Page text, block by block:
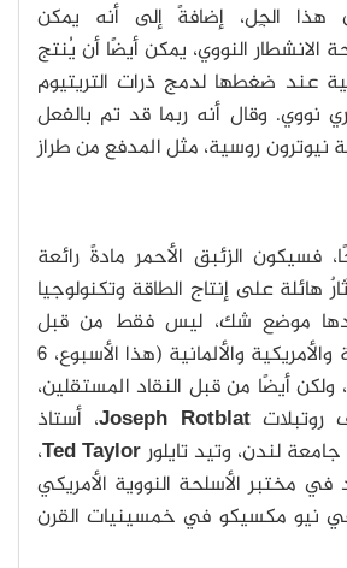
هذا الجِل، إضافةً إلى أنه يمكن
النووي، يمكن أيضًا أن يُنتج
عند ضغطها لدمج ذرات التريتيوم
نووي. وقال أنه ربما قد تم بالفعل
روسية، مثل المدفع من طراز
فسيكون الزئبق الأحمر مادةً رائعة
هائلة على إنتاج الطاقة وتكنولوجيا
موضع شك، ليس فقط من قبل
الحكومات البريطانية والأمريكية والألمانية (هذا الأسبوع، 6
حزيران 1992)، ولكن أيضًا من قبل النقاد المستقلين،
روتبلاتJoseph Rotblat، أستاذ
لندن، وتيد تايلورTed Taylor،
في مختبر الأسلحة النووية الأمريكي
نيو مكسيكو في خمسينيات القرن